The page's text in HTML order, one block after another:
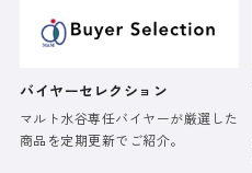
バイヤーセレクション
マルト水谷専任バイヤーが厳選した
商品を定期更新でご紹介。